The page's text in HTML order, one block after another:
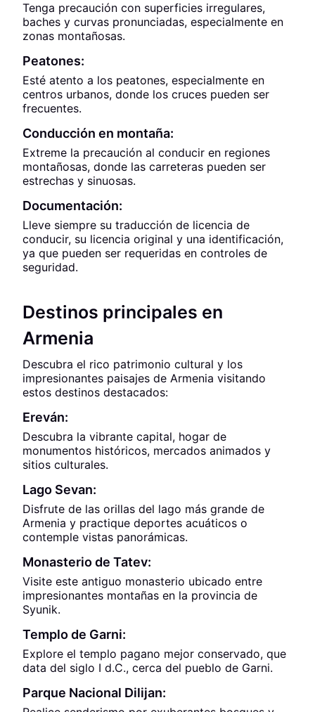
Tenga precaución con superficies irregulares,
baches y curvas pronunciadas, especialmente en
zonas montañosas.
Peatones:
Esté atento a los peatones, especialmente en
centros urbanos, donde los cruces pueden ser
frecuentes.
Conducción en montaña:
Extreme la precaución al conducir en regiones
montañosas, donde las carreteras pueden ser
estrechas y sinuosas.
Documentación:
Lleve siempre su traducción de licencia de
conducir, su licencia original y una identificación,
ya que pueden ser requeridas en controles de
seguridad.
Destinos principales en
Armenia
Descubra el rico patrimonio cultural y los
impresionantes paisajes de Armenia visitando
estos destinos destacados:
Ereván:
Descubra la vibrante capital, hogar de
monumentos históricos, mercados animados y
sitios culturales.
Lago Sevan:
Disfrute de las orillas del lago más grande de
Armenia y practique deportes acuáticos o
contemple vistas panorámicas.
Monasterio de Tatev:
Visite este antiguo monasterio ubicado entre
impresionantes montañas en la provincia de
Syunik.
Templo de Garni:
Explore el templo pagano mejor conservado, que
data del siglo I d.C., cerca del pueblo de Garni.
Parque Nacional Dilijan: